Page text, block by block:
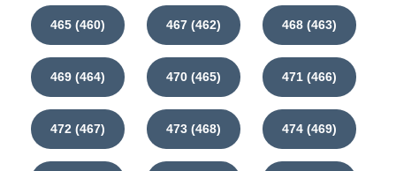
465 (460) 467 (462) 468 (463)
469 (464) 470 (465) 471 (466)
472 (467) 473 (468) 474 (469)